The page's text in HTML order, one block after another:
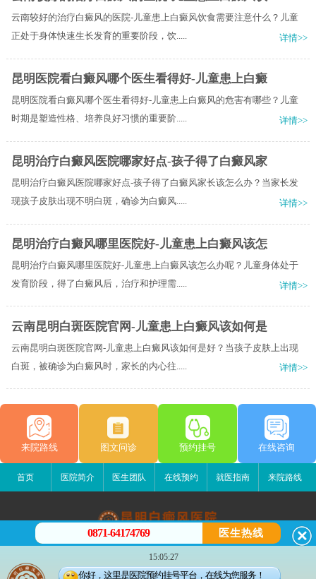
云南较好的治疗白癜风的医院-儿童患上白癜风饮食需要注意什么？儿童
正处于身体快速生长发育的重要阶段，饮.....
详情>>
昆明医院看白癜风哪个医生看得好-儿童患上白癜
昆明医院看白癜风哪个医生看得好-儿童患上白癜风的危害有哪些？儿童
时期是塑造性格、培养良好习惯的重要阶.....
详情>>
昆明治疗白癜风医院哪家好点-孩子得了白癜风家
昆明治疗白癜风医院哪家好点-孩子得了白癜风家长该怎么办？当家长发
现孩子皮肤出现不明白斑，确诊为白癜风.....
详情>>
昆明治疗白癜风哪里医院好-儿童患上白癜风该怎
昆明治疗白癜风哪里医院好-儿童患上白癜风该怎么办呢？儿童身体处于
发育阶段，得了白癜风后，治疗和护理需.....
详情>>
云南昆明白斑医院官网-儿童患上白癜风该如何是
云南昆明白斑医院官网-儿童患上白癜风该如何是好？当孩子皮肤上出现
白斑，被确诊为白癜风时，家长的内心往.....
详情>>
来院路线 图文问诊 预约挂号 在线咨询
首页 医院简介 医生团队 在线预约 就医指南 来院路线
昆明白癜风医院
昆明市五华区护国路2号
版权所有：昆明白癜风医院
0871-64174769 医生热线
15:05:27
你好，这里是医院预约挂号平台，在线为您服务！